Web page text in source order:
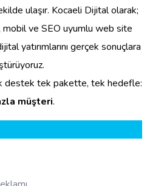
ulaşır. Kocaeli Dijital olarak;
mobil ve SEO uyumlu web site
yatırımlarını gerçek sonuçlara
destek tek pakette, tek hedefle:
müşteri.